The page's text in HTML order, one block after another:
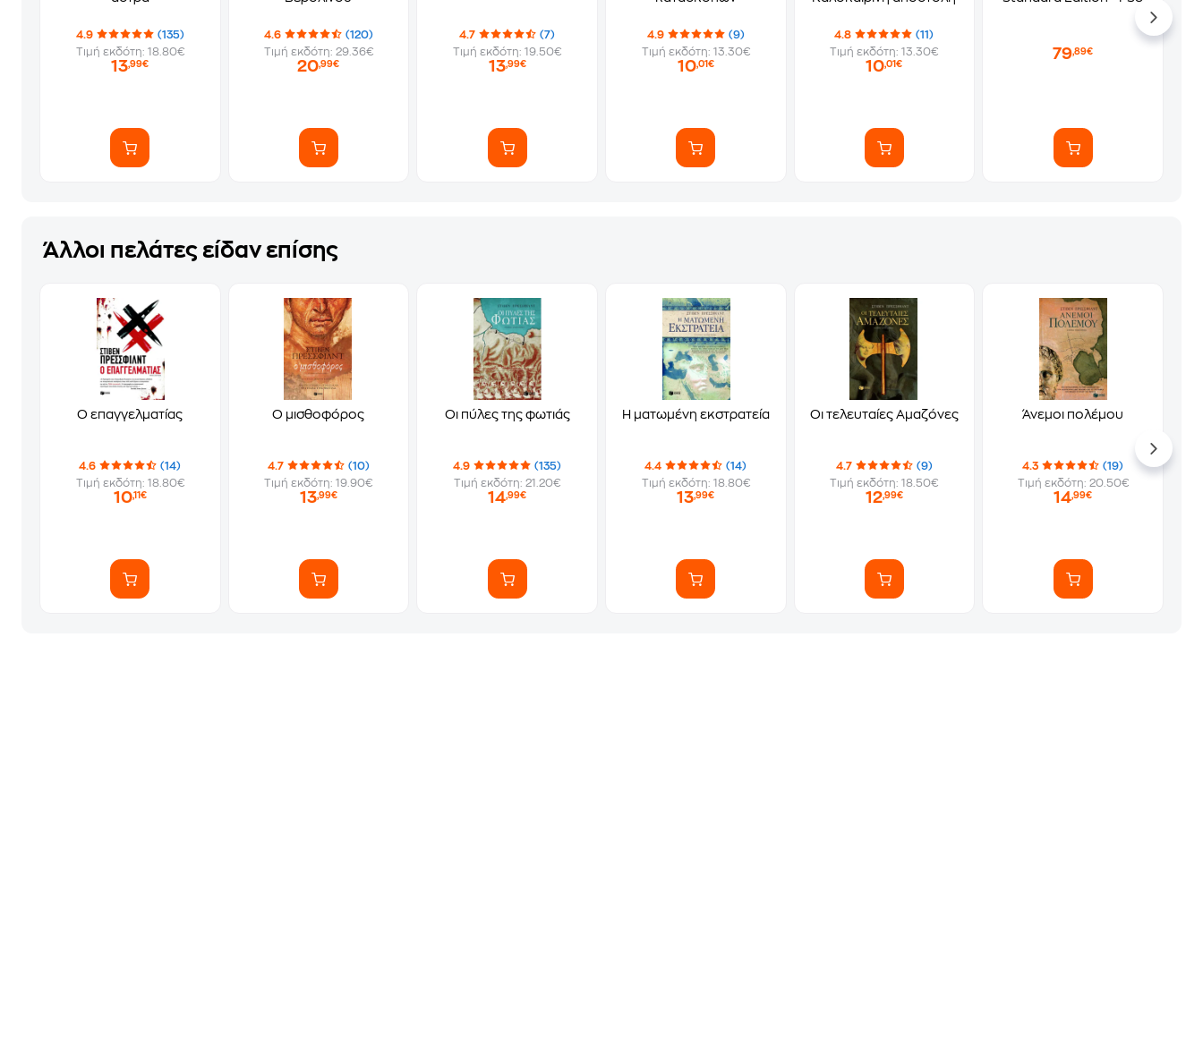
4.9
(135)
Τιμή εκδότη: 18.80€
13,99€
4.6
(120)
Τιμή εκδότη: 29.36€
20,99€
4.7
(7)
Τιμή εκδότη: 19.50€
13,99€
4.9
(9)
Τιμή εκδότη: 13.30€
10,01€
4.8
(11)
Τιμή εκδότη: 13.30€
10,01€
79,89€
Άλλοι πελάτες είδαν επίσης
Ο επαγγελματίας
4.6
(14)
Τιμή εκδότη: 18.80€
10,11€
Ο μισθοφόρος
4.7
(10)
Τιμή εκδότη: 19.90€
13,99€
Οι πύλες της φωτιάς
4.9
(135)
Τιμή εκδότη: 21.20€
14,99€
Η ματωμένη εκστρατεία
4.4
(14)
Τιμή εκδότη: 18.80€
13,99€
Οι τελευταίες Αμαζόνες
4.7
(9)
Τιμή εκδότη: 18.50€
12,99€
Άνεμοι πολέμου
4.3
(19)
Τιμή εκδότη: 20.50€
14,99€